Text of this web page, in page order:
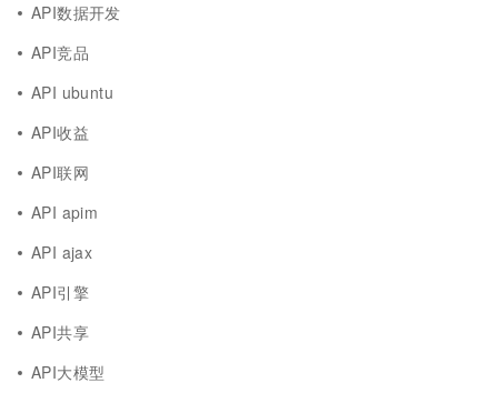
API数据开发
API竞品
API ubuntu
API收益
API联网
API apim
API ajax
API引擎
API共享
API大模型